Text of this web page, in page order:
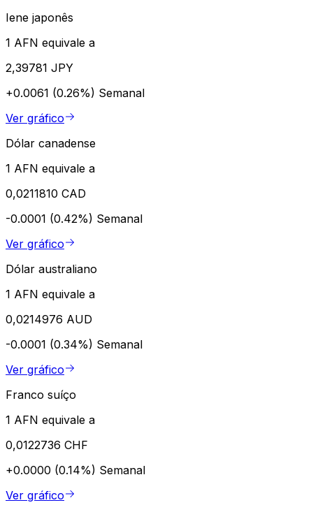
Iene japonês
1 AFN equivale a
2,39781 JPY
+0.0061 (0.26%) Semanal
Ver gráfico
Dólar canadense
1 AFN equivale a
0,0211810 CAD
-0.0001 (0.42%) Semanal
Ver gráfico
Dólar australiano
1 AFN equivale a
0,0214976 AUD
-0.0001 (0.34%) Semanal
Ver gráfico
Franco suíço
1 AFN equivale a
0,0122736 CHF
+0.0000 (0.14%) Semanal
Ver gráfico